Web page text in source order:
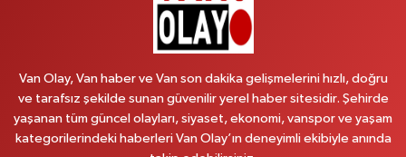
MAHMUDİYE MAH.ATATÜRK CAD.NO:17B
0 (531) 621 69 65 Yol Tarifi Al
Onay Eczanesi
Van Olay, Van haber ve Van son dakika gelişmelerini hızlı, doğru
ve tarafsız şekilde sunan güvenilir yerel haber sitesidir. Şehirde
yaşanan tüm güncel olayları, siyaset, ekonomi, vanspor ve yaşam
kategorilerindeki haberleri Van Olay’ın deneyimli ekibiyle anında